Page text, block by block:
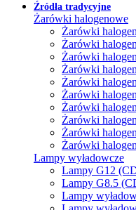
Źródła tradycyjne
Żarówki halogenowe
Żarówki
Żarówki
Żarówki
Żarówki
Żarówki
Żarówki
Żarówki
Żarówki
Żarówki
Żarówki
Lampy wyładowcze
Lampy G12
Lampy G8.5
Lampy